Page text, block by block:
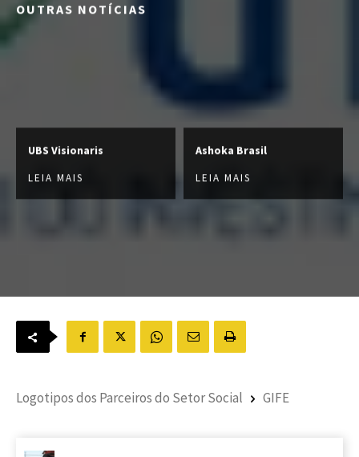
OUTRAS NOTÍCIAS
UBS Visionaris
LEIA MAIS
Ashoka Brasil
LEIA MAIS
Logotipos dos Parceiros do Setor Social GIFE